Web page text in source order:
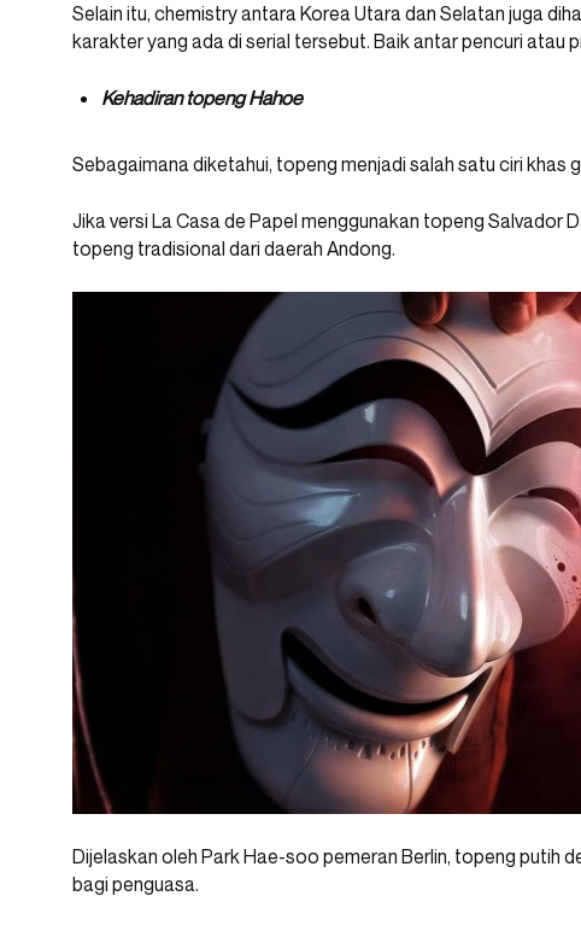
Selain itu, chemistry antara Korea Utara dan Selatan juga
karakter yang ada di serial tersebut. Baik antar pencuri atau
Kehadiran topeng Hahoe
Sebagaimana diketahui, topeng menjadi salah satu ciri khas
Jika versi La Casa de Papel menggunakan topeng Salvador
topeng tradisional dari daerah Andong.
Dijelaskan oleh Park Hae-soo pemeran Berlin, topeng putih
bagi penguasa.